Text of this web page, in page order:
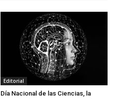
Editorial
Día Nacional de las Ciencias, la